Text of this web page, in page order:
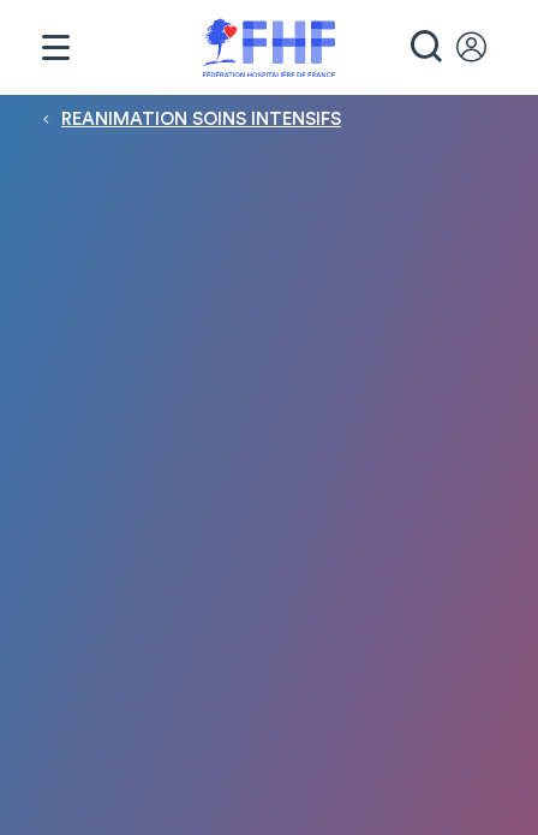
Fil d'Ariane
REANIMATION SOINS INTENSIFS
Panneau de gestion des cookies